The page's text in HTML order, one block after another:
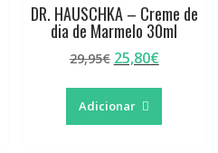
DR. HAUSCHKA – Creme de
dia de Marmelo 30ml
29,95€ O
original
era:
25,80€O
Adicionar